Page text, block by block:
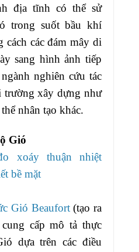
địa tĩnh có thể sử
trong suốt bầu khí
cách các đám mây di
sang hình ảnh tiếp
nghiên cứu tác
trường xây dựng như
nhân tạo khác.
Gió
xoáy thuận nhiệt
bề mặt
Gió Beaufort(tạo ra
cấp mô tả thực
dựa trên các điều